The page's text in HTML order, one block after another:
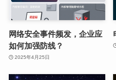
网络安全事件频发，企业应
如何加强防线？
2025年4月25日